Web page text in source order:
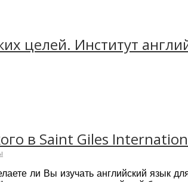
целей. Институт
в Saint Giles
ли Вы изучать английский язык